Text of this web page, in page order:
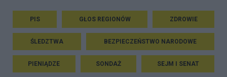
PIS GŁOS REGIONÓW ZDROWIE
ŚLEDZTWA BEZPIECZEŃSTWO NARODOWE
PIENIĄDZE SONDAŻ SEJM I SENAT